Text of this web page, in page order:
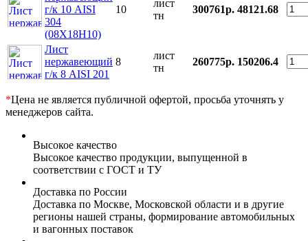
г/к 10 AISI
304
(08Х18Н10)
10
лист
тн
300761р. 48121.68
Лист
нержавеющий
г/к 8 AISI 201
8
лист
тн
260775р. 150206.4
*Цена не является публичной офертой, просьба уточнять у
менеджеров сайта.
Высокое качество
Высокое качество продукции, выпущенной в
соответствии с ГОСТ и ТУ
Доставка по России
Доставка по Москве, Московской области и в другие
регионы нашей страны, формирование автомобильных
и вагонных поставок